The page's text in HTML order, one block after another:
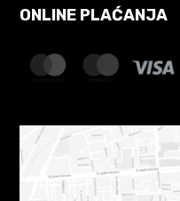
ONLINE PLAĆANJA